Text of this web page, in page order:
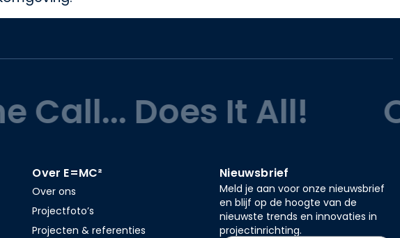
Call... Does It All!
Over E=MC²
Over ons
Projectfoto’s
Projecten & referenties
Nieuwsbrief
Meld je aan voor onze nieuwsbrief
en blijf op de hoogte van de
nieuwste trends en innovaties in
projectinrichting.